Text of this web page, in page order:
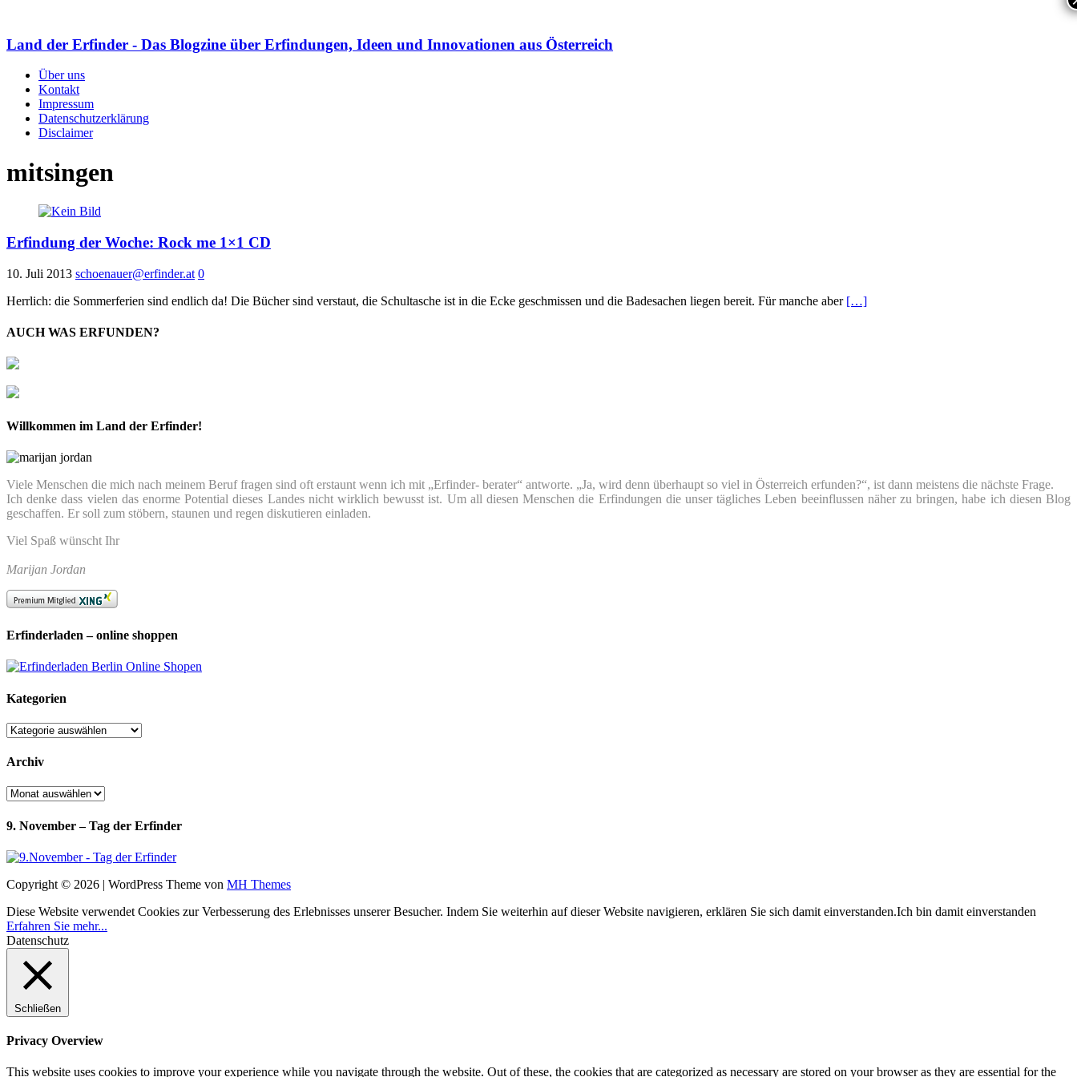
Land der Erfinder - Das Blogzine über Erfindungen, Ideen und Innovationen aus Österreich
Über uns
Kontakt
Impressum
Datenschutzerklärung
Disclaimer
mitsingen
Erfindung der Woche: Rock me 1×1 CD
10. Juli 2013 schoenauer@erfinder.at 0
Herrlich: die Sommerferien sind endlich da! Die Bücher sind verstaut, die Schultasche ist in die Ecke geschmissen und die Badesachen liegen bereit. Für manche aber […]
AUCH WAS ERFUNDEN?
Willkommen im Land der Erfinder!
Viele Menschen die mich nach meinem Beruf fragen sind oft erstaunt wenn ich mit „Erfinder- berater“ antworte. „Ja, wird denn überhaupt so viel in Österreich erfunden?“, ist dann meistens die nächste Frage.
Ich denke dass vielen das enorme Potential dieses Landes nicht wirklich bewusst ist. Um all diesen Menschen die Erfindungen die unser tägliches Leben beeinflussen näher zu bringen, habe ich diesen Blog
geschaffen. Er soll zum stöbern, staunen und regen diskutieren einladen.
Viel Spaß wünscht Ihr
Marijan Jordan
Erfinderladen – online shoppen
Kategorien
Kategorien
Archiv
Archiv
9. November – Tag der Erfinder
Copyright © 2026 | WordPress Theme von MH Themes
Diese Website verwendet Cookies zur Verbesserung des Erlebnisses unserer Besucher. Indem Sie weiterhin auf dieser Website navigieren, erklären Sie sich damit einverstanden.Ich bin damit einverstanden
Erfahren Sie mehr...
Datenschutz
Schließen
Privacy Overview
This website uses cookies to improve your experience while you navigate through the website. Out of these, the cookies that are categorized as necessary are stored on your browser as they are essential for the